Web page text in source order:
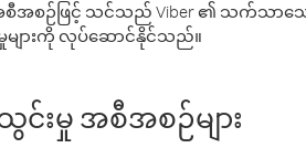
စီအစဉ်ဖြင့် သင်သည် Viber ၏ သက်သာသ
များကို လုပ်ဆောင်နိုင်သည်။
င်းမှု အစီအစဉ်များ